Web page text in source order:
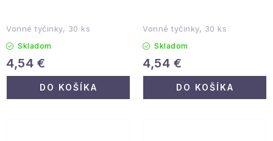
Vonné tyčinky, 30 ks
Skladom
4,54 €
DO KOŠÍKA
Vonné tyčinky, 30 ks
Skladom
4,54 €
DO KOŠÍKA